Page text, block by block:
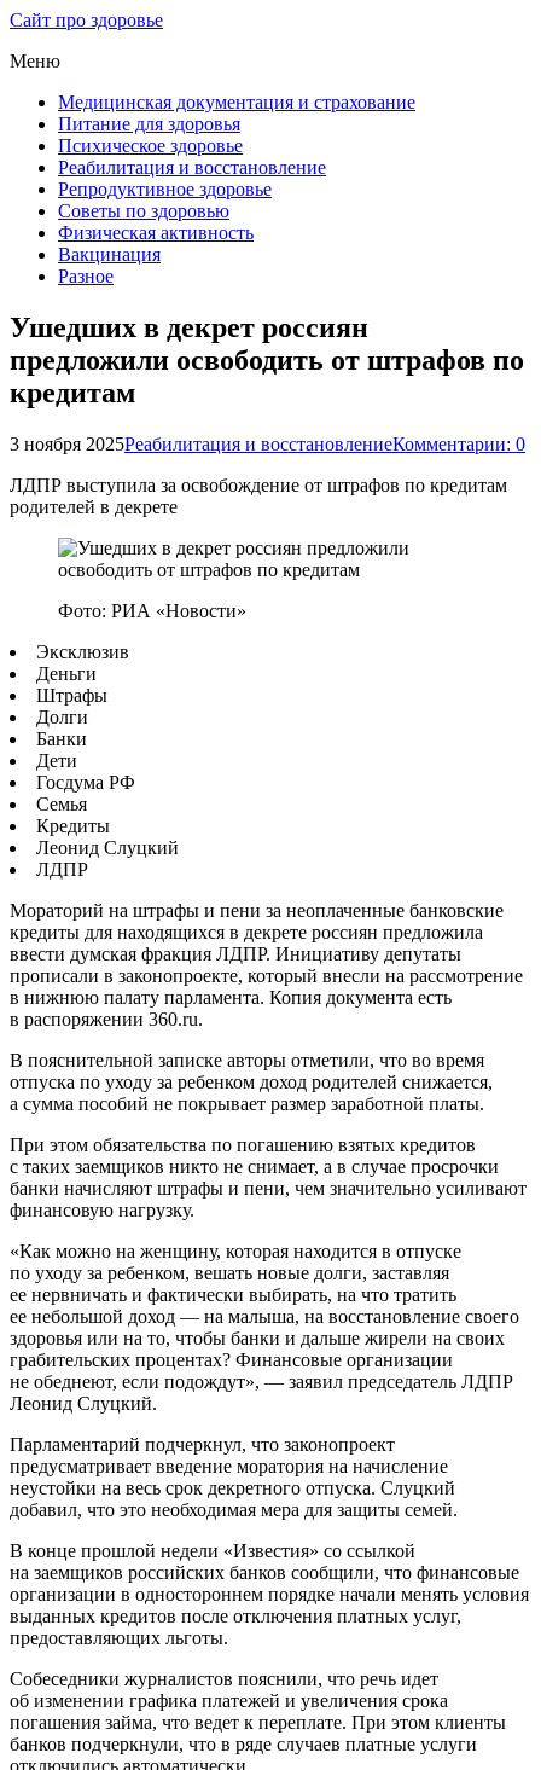
Сайт про здоровье
Меню
Медицинская документация и страхование
Питание для здоровья
Психическое здоровье
Реабилитация и восстановление
Репродуктивное здоровье
Советы по здоровью
Физическая активность
Вакцинация
Разное
Ушедших в декрет россиян
предложили освободить от штрафов по
кредитам
3 ноября 2025Реабилитация и восстановлениеКомментарии: 0
ЛДПР выступила за освобождение от штрафов по кредитам
родителей в декрете
Фото: РИА «Новости»
Эксклюзив
Деньги
Штрафы
Долги
Банки
Дети
Госдума РФ
Семья
Кредиты
Леонид Слуцкий
ЛДПР
Мораторий на штрафы и пени за неоплаченные банковские
кредиты для находящихся в декрете россиян предложила
ввести думская фракция ЛДПР. Инициативу депутаты
прописали в законопроекте, который внесли на рассмотрение
в нижнюю палату парламента. Копия документа есть
в распоряжении 360.ru.
В пояснительной записке авторы отметили, что во время
отпуска по уходу за ребенком доход родителей снижается,
а сумма пособий не покрывает размер заработной платы.
При этом обязательства по погашению взятых кредитов
с таких заемщиков никто не снимает, а в случае просрочки
банки начисляют штрафы и пени, чем значительно усиливают
финансовую нагрузку.
«Как можно на женщину, которая находится в отпуске
по уходу за ребенком, вешать новые долги, заставляя
ее нервничать и фактически выбирать, на что тратить
ее небольшой доход — на малыша, на восстановление своего
здоровья или на то, чтобы банки и дальше жирели на своих
грабительских процентах? Финансовые организации
не обеднеют, если подождут», — заявил председатель ЛДПР
Леонид Слуцкий.
Парламентарий подчеркнул, что законопроект
предусматривает введение моратория на начисление
неустойки на весь срок декретного отпуска. Слуцкий
добавил, что это необходимая мера для защиты семей.
В конце прошлой недели «Известия» со ссылкой
на заемщиков российских банков сообщили, что финансовые
организации в одностороннем порядке начали менять условия
выданных кредитов после отключения платных услуг,
предоставляющих льготы.
Собеседники журналистов пояснили, что речь идет
об изменении графика платежей и увеличения срока
погашения займа, что ведет к переплате. При этом клиенты
банков подчеркнули, что в ряде случаев платные услуги
отключились автоматически.